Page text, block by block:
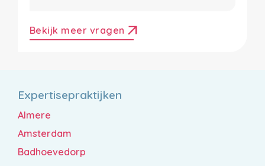
Bekijk meer vragen arrow_outward
Expertisepraktijken
Almere
Amsterdam
Badhoevedorp